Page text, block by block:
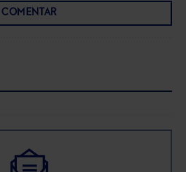
COMENTAR